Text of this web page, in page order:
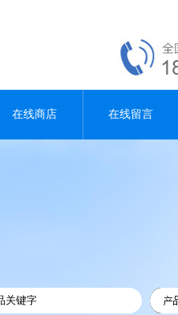
在线商店 在线留言